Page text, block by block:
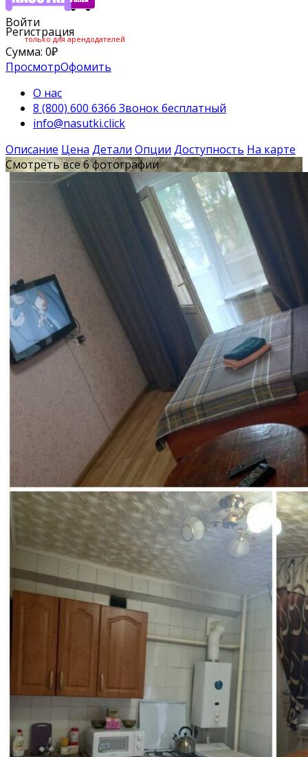
Войти
Регистрация
только для арендодателей
Сумма: 0₽
ПросмотрОфомить
О нас
8 (800) 600 6366 Звонок бесплатный
info@nasutki.click
Описание Цена Детали Опции Доступность На карте
Смотреть все 6 фотографии